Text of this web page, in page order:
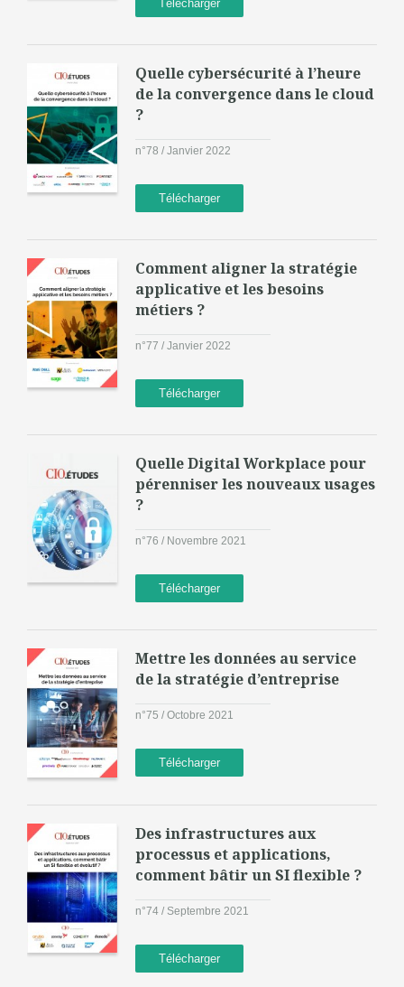
Télécharger
Quelle cybersécurité à l’heure
de la convergence dans le cloud
?
n°78 / Janvier 2022
Télécharger
Comment aligner la stratégie
applicative et les besoins
métiers ?
n°77 / Janvier 2022
Télécharger
Quelle Digital Workplace pour
pérenniser les nouveaux usages
?
n°76 / Novembre 2021
Télécharger
Mettre les données au service
de la stratégie d’entreprise
n°75 / Octobre 2021
Télécharger
Des infrastructures aux
processus et applications,
comment bâtir un SI flexible ?
n°74 / Septembre 2021
Télécharger